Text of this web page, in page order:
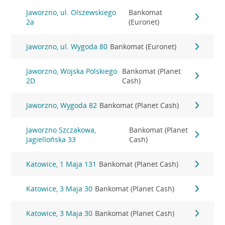
Jaworzno, ul. Olszewskiego
2a
Bankomat
(Euronet)
Jaworzno, ul. Wygoda 80 Bankomat (Euronet)
Jaworzno, Wojska Polskiego
2D
Bankomat (Planet
Cash)
Jaworzno, Wygoda 82 Bankomat (Planet Cash)
Jaworzno Szczakowa,
Jagiellońska 33
Bankomat (Planet
Cash)
Katowice, 1 Maja 131 Bankomat (Planet Cash)
Katowice, 3 Maja 30 Bankomat (Planet Cash)
Katowice, 3 Maja 30 Bankomat (Planet Cash)